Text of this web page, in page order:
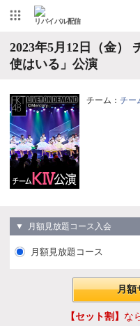
リバイバル配信
2023年5月12日（金）
使はいる」公演
チーム： チー
▼ 月額見放題コース入会
月額見放題コース
月額
【セット割】 な